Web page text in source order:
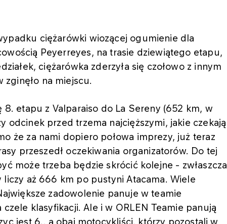
ciężarówki wiozącej ogumienie dla
Peyerreyes, na trasie dziewiątego etapu,
ciężarówka zderzyła się czołowo z innym
na miejscu.
etapu z Valparaiso do La Sereny (652 km, w
odcinek przed trzema najcięższymi, jakie czekają
że za nami dopiero połowa imprezy, już teraz
przeszedł oczekiwania organizatorów. Do tej
może trzeba będzie skrócić kolejne - zwłaszcza
aż 666 km po pustyni Atacama. Wiele
zadowolenie panuje w teamie
klasyfikacji. Ale i w ORLEN Teamie panują
jest 6., a obaj motocykliści, którzy pozostali w